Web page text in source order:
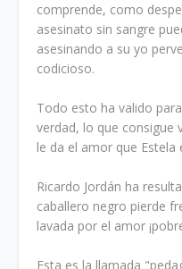
comprende, como
asesinato sin sangre
asesinando a su yo
codicioso.
Todo esto ha valido
verdad, lo que consigue
le da el amor que Estela
Ricardo Jordán ha
caballero negro pierde
lavada por el amor
Esta es la llamada